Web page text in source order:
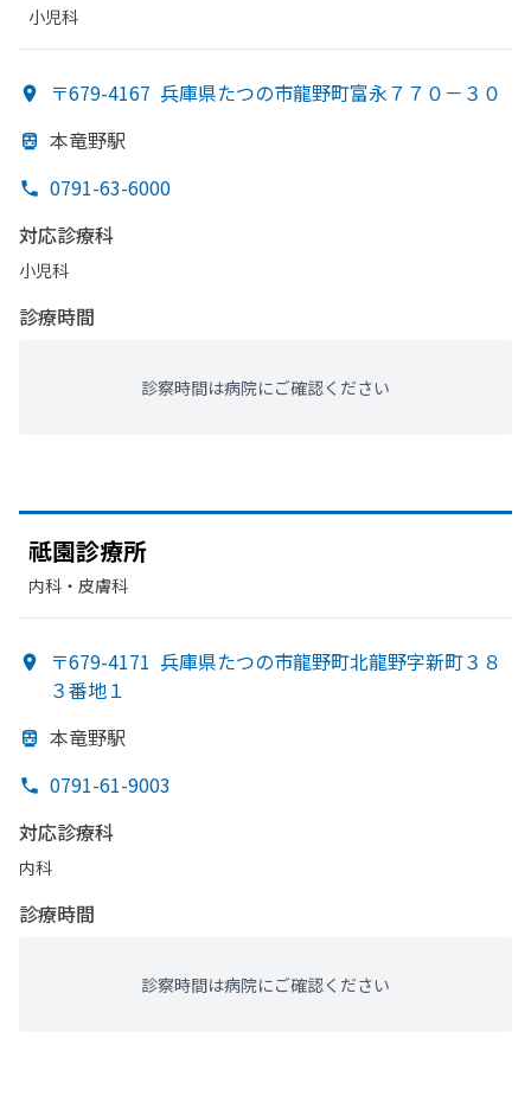
小児科
〒679-4167 兵庫県たつの市龍野町富永７７０－３０
本竜野駅
0791-63-6000
対応診療科
小児科
診療時間
診察時間は病院にご確認ください
祗園診療所
内科・​皮膚科
〒679-4171 兵庫県たつの市龍野町北龍野字新町３８
３番地１
本竜野駅
0791-61-9003
対応診療科
内科
診療時間
診察時間は病院にご確認ください